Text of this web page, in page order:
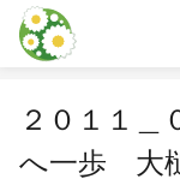
本文に飛ぶ
２０１１
へ一歩 大